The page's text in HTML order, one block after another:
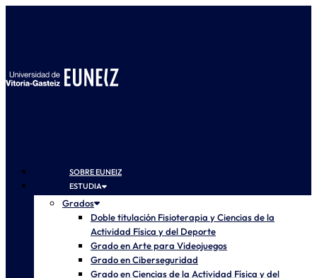
SOBRE EUNEIZ
ESTUDIA
Grados
Doble titulación Fisioterapia y Ciencias de la
Actividad Física y del Deporte
Grado en Arte para Videojuegos
Grado en Ciberseguridad
Grado en Ciencias de la Actividad Física y del